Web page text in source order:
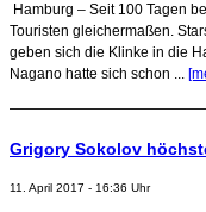
Hamburg – Seit 100 Tagen
Touristen gleichermaßen.
geben sich die Klinke in die
Nagano hatte sich schon ...
Grigory Sokolov
11. April 2017 - 16:36 Uhr